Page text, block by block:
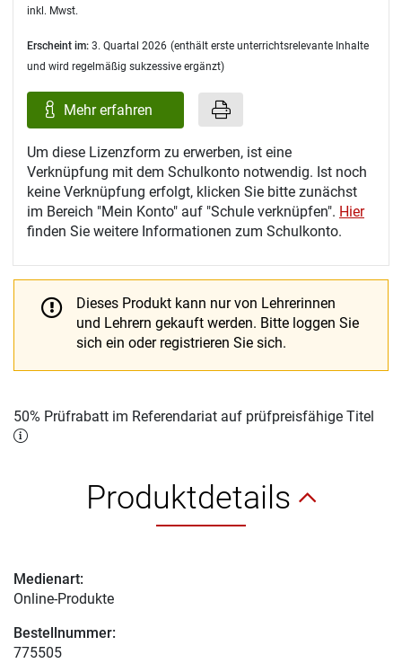
inkl. Mwst.
Erscheint im: 3. Quartal 2026 (enthält erste unterrichtsrelevante Inhalte
und wird regelmäßig sukzessive ergänzt)
Mehr erfahren
Um diese Lizenzform zu erwerben, ist eine
Verknüpfung mit dem Schulkonto notwendig. Ist noch
keine Verknüpfung erfolgt, klicken Sie bitte zunächst
im Bereich "Mein Konto" auf "Schule verknüpfen". Hier
finden Sie weitere Informationen zum Schulkonto.
Dieses Produkt kann nur von Lehrerinnen
und Lehrern gekauft werden. Bitte loggen Sie
sich ein oder registrieren Sie sich.
50% Prüfrabatt im Referendariat auf prüfpreisfähige Titel
Produktdetails
Medienart:
Online-Produkte
Bestellnummer:
775505